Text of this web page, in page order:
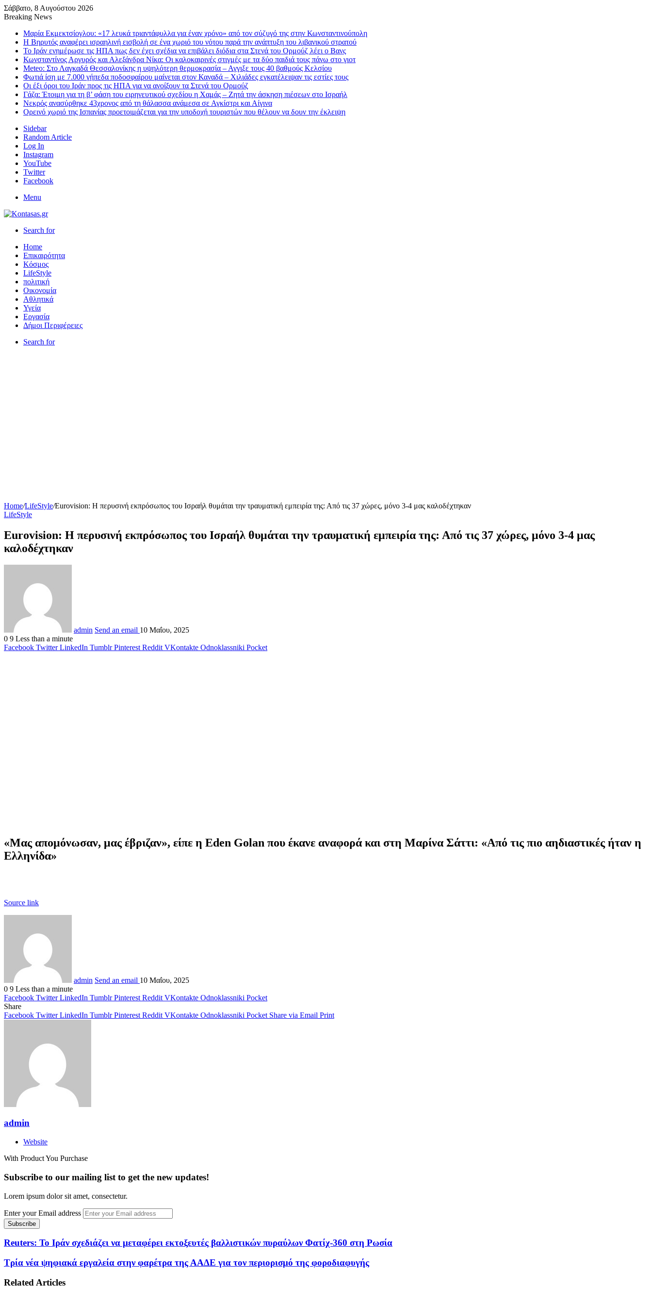
Σάββατο, 8 Αυγούστου 2026
Breaking News
Μαρία Εκμεκτσίογλου: «17 λευκά τριαντάφυλλα για έναν χρόνο» από τον σύζυγό της στην Κωνσταντινούπολη
Η Βηρυτός αναφέρει ισραηλινή εισβολή σε ένα χωριό του νότου παρά την ανάπτυξη του λιβανικού στρατού
To Ιράν ενημέρωσε τις ΗΠΑ πως δεν έχει σχέδια να επιβάλει διόδια στα Στενά του Ορμούζ λέει ο Βανς
Κωνσταντίνος Αργυρός και Αλεξάνδρα Νίκα: Οι καλοκαιρινές στιγμές με τα δύο παιδιά τους πάνω στο γιοτ
Meteo: Στο Λαγκαδά Θεσσαλονίκης η υψηλότερη θερμοκρασία – Αγγιξε τους 40 βαθμούς Κελσίου
Φωτιά ίση με 7.000 γήπεδα ποδοσφαίρου μαίνεται στον Καναδά – Χιλιάδες εγκατέλειψαν τις εστίες τους
Οι έξι όροι του Ιράν προς τις ΗΠΑ για να ανοίξουν τα Στενά του Ορμούζ
Γάζα: Έτοιμη για τη β’ φάση του ειρηνευτικού σχεδίου η Χαμάς – Ζητά την άσκηση πιέσεων στο Ισραήλ
Νεκρός ανασύρθηκε 43χρονος από τη θάλασσα ανάμεσα σε Αγκίστρι και Αίγινα
Ορεινό χωριό της Ισπανίας προετοιμάζεται για την υποδοχή τουριστών που θέλουν να δουν την έκλειψη
Sidebar
Random Article
Log In
Instagram
YouTube
Twitter
Facebook
Menu
Search for
Home
Επικαιρότητα
Κόσμος
LifeStyle
πολιτική
Οικονομία
Αθλητικά
Υγεία
Εργασία
Δήμοι Περιφέρειες
Search for
Home/LifeStyle/Eurovision: Η περυσινή εκπρόσωπος του Ισραήλ θυμάται την τραυματική εμπειρία της: Από τις 37 χώρες, μόνο 3-4 μας καλοδέχτηκαν
LifeStyle
Eurovision: Η περυσινή εκπρόσωπος του Ισραήλ θυμάται την τραυματική εμπειρία της: Από τις 37 χώρες, μόνο 3-4 μας
καλοδέχτηκαν
admin Send an email 10 Μαΐου, 2025
0 9 Less than a minute
Facebook Twitter LinkedIn Tumblr Pinterest Reddit VKontakte Odnoklassniki Pocket
«Μας απομόνωσαν, μας έβριζαν», είπε η Εden Golan που έκανε αναφορά και στη Μαρίνα Σάττι: «Από τις πιο αηδιαστικές ήταν η
Ελληνίδα»
Source link
admin Send an email 10 Μαΐου, 2025
0 9 Less than a minute
Facebook Twitter LinkedIn Tumblr Pinterest Reddit VKontakte Odnoklassniki Pocket
Share
Facebook Twitter LinkedIn Tumblr Pinterest Reddit VKontakte Odnoklassniki Pocket Share via Email Print
admin
Website
With Product You Purchase
Subscribe to our mailing list to get the new updates!
Lorem ipsum dolor sit amet, consectetur.
Enter your Email address
Reuters: Το Ιράν σχεδιάζει να μεταφέρει εκτοξευτές βαλλιστικών πυραύλων Φατίχ-360 στη Ρωσία
Τρία νέα ψηφιακά εργαλεία στην φαρέτρα της ΑΑΔΕ για τον περιορισμό της φοροδιαφυγής
Related Articles